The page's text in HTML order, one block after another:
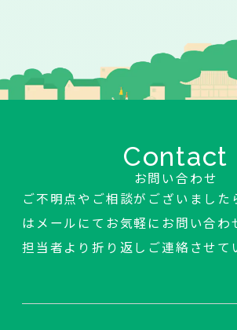
お問い合わせ
Contact
ご不明点やご相談がございました
はメールにてお気軽にお問い合わ
担当者より折り返しご連絡させて